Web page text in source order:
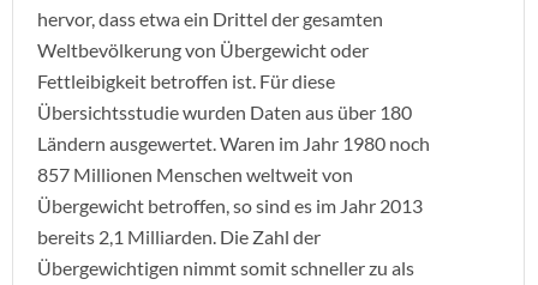
hervor, dass etwa ein Drittel der gesamten
Weltbevölkerung von Übergewicht oder
Fettleibigkeit betroffen ist. Für diese
Übersichtsstudie wurden Daten aus über 180
Ländern ausgewertet. Waren im Jahr 1980 noch
857 Millionen Menschen weltweit von
Übergewicht betroffen, so sind es im Jahr 2013
bereits 2,1 Milliarden. Die Zahl der
Übergewichtigen nimmt somit schneller zu als